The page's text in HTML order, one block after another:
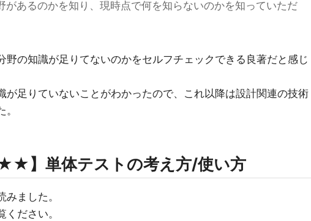
があるのかを知り、現時点で何を知らないのかを知っていただ
野の知識が足りてないのかをセルフチェックできる良著だと感じ
が足りていないことがわかったので、これ以降は設計関連の技術
】単体テストの考え方/使い方
ました。
ください。